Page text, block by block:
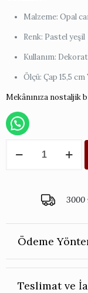
Malzeme: Opal
Renk: Pastel yeşil
Kullanım:
Ölçü: Çap 15,5
Mekânınıza nostaljik
Yeşil
3000
Ödeme
Teslimat ve